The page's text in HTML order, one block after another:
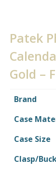
Patek
Gold –
Brand
Case
Case Size
Clasp/